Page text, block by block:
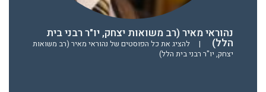
נהוראי מאיר (רב משואות יצחק, יו"ר רבני בית
הלל) |
להציג את כל הפוסטים של נהוראי מאיר (רב משואות
יצחק, יו"ר רבני בית הלל)